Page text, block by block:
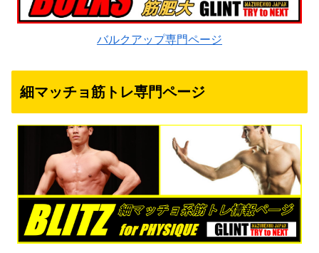
バルクアップ専門ページ
細マッチョ筋トレ専門ページ